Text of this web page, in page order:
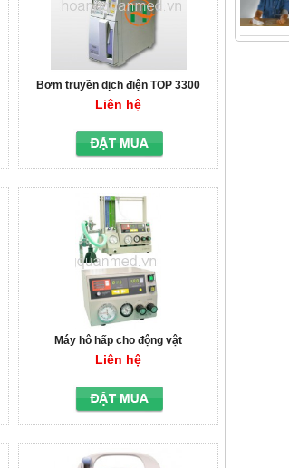
Bơm truyền dịch điện TOP 3300
Liên hệ
Máy hô hấp cho động vật
Liên hệ